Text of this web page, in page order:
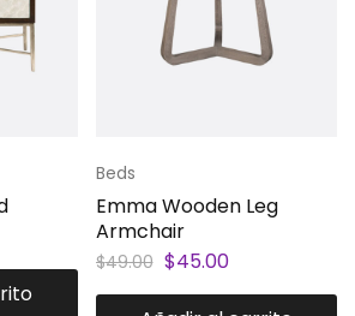
Beds
Emma Wooden Leg
Armchair
$49.00 $45.00